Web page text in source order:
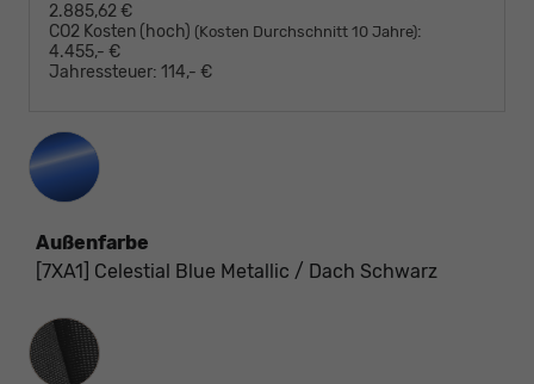
2.885,62 €
CO2 Kosten (hoch) (Kosten Durchschnitt 10 Jahre):
4.455,- €
Jahressteuer: 114,- €
Außenfarbe
[7XA1] Celestial Blue Metallic / Dach Schwarz
Innenausstattung